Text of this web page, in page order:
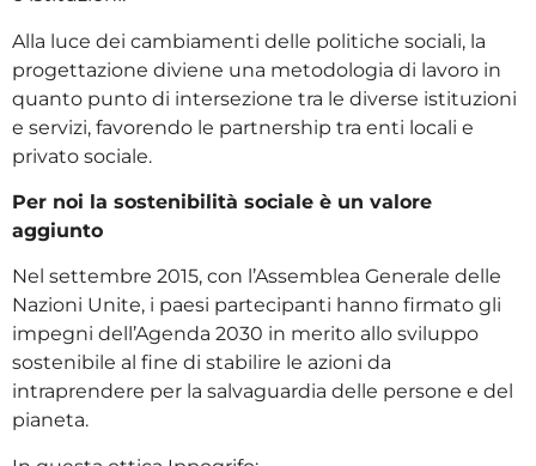
Alla luce dei cambiamenti delle politiche sociali, la
progettazione diviene una metodologia di lavoro in
quanto punto di intersezione tra le diverse istituzioni
e servizi, favorendo le partnership tra enti locali e
privato sociale.
Per noi la sostenibilità sociale è un valore
aggiunto
Nel settembre 2015, con l’Assemblea Generale delle
Nazioni Unite, i paesi partecipanti hanno firmato gli
impegni dell’Agenda 2030 in merito allo sviluppo
sostenibile al fine di stabilire le azioni da
intraprendere per la salvaguardia delle persone e del
pianeta.